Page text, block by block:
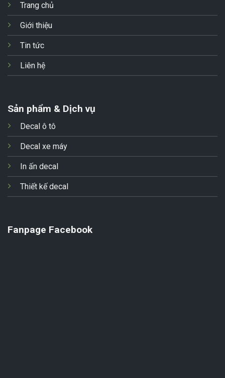
Trang chủ
Giới thiệu
Tin tức
Liên hệ
Sản phẩm & Dịch vụ
Decal ô tô
Decal xe máy
In ấn decal
Thiết kế decal
Fanpage Facebook